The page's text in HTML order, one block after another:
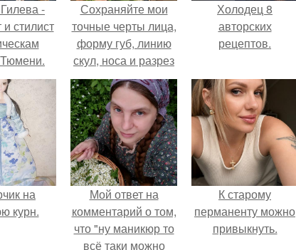
-
стилист
Сохраняйте мои
точные черты лица,
форму губ, линию
скул, носа и разрез
глаз.
Холодец 8
авторских
рецептов.
на
курн.
Мой ответ на
комментарий о том,
что "ну маникюр то
всё таки можно
К старому
перманенту можно
привыкнуть.